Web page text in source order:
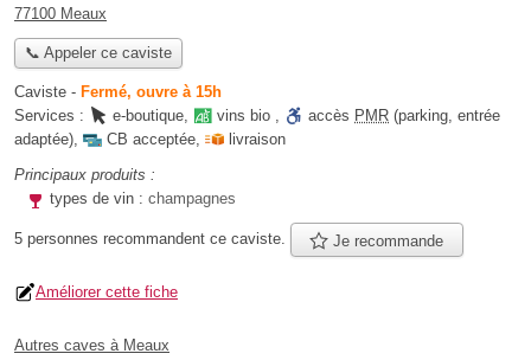
77100 Meaux
📞 Appeler ce caviste
Caviste - Fermé, ouvre à 15h
Services :
e-boutique, vins bio , accès PMR (parking, entrée
adaptée), CB acceptée,
livraison
Principaux produits :
types de vin : champagnes
5 personnes recommandent ce caviste. Je recommande
Améliorer cette fiche
Autres caves à Meaux